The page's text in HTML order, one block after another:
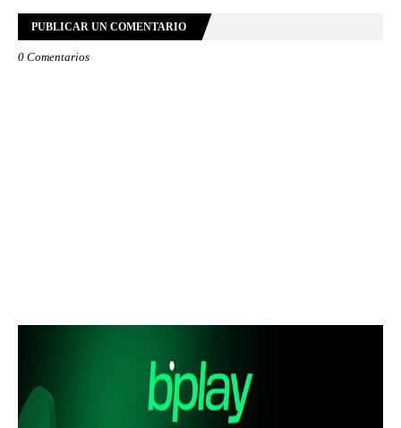
PUBLICAR UN COMENTARIO
0 Comentarios